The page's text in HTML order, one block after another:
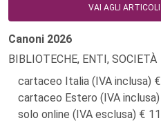
VAI AGLI
Canoni 2026
BIBLIOTECHE, ENTI, SOCIETÀ
cartaceo Italia (IVA inclusa)
cartaceo Estero (IVA inclusa)
solo online (IVA esclusa)